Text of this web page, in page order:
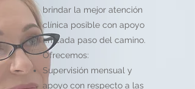
brindar la mejor atención
clínica posible con apoyo
en cada paso del camino.
Ofrecemos:
Supervisión mensual y
apoyo con respecto a las